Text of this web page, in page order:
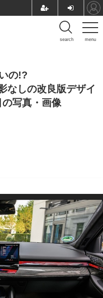
menu
search
の!?
なしの改良版デザイ
写真・画像